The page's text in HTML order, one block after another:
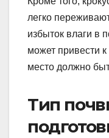
легко
избыток влаги в
может привести
место должно
Тип